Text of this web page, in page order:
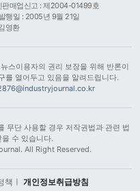
판매업신고 : 제2004-01499호
행일 : 2005년 9월 21일
영환
스이용자의 권리 보장을 위해 반론이
를 열어두고 있음을 알려드립니다.
무단 사용할 경우 저작권법과 관련 법
수 있습니다.
All Right Reserved.
책 ㅣ 개인정보취급방침